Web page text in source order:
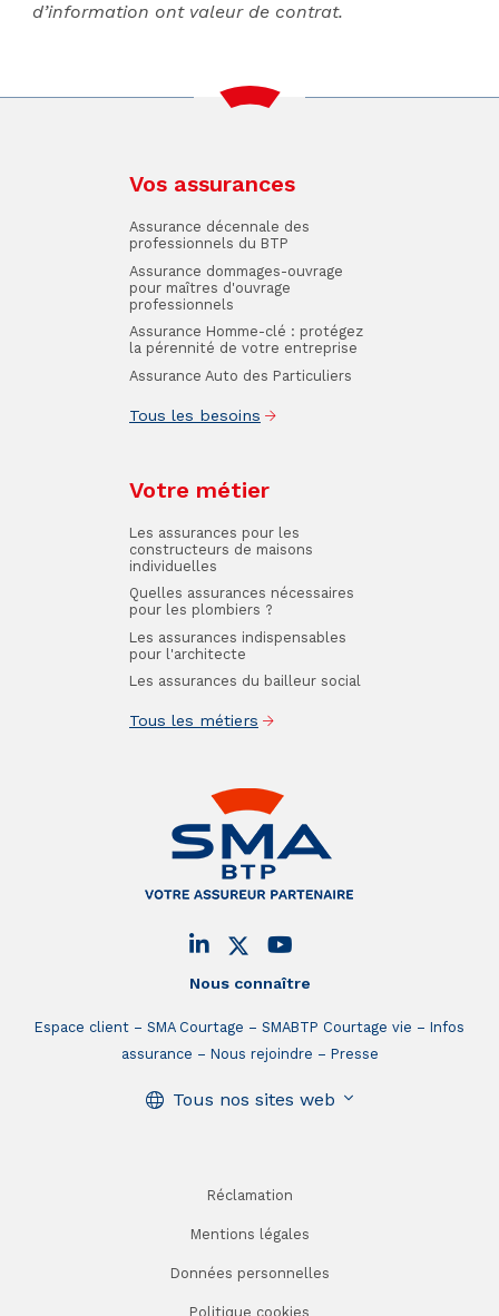
d’information ont valeur de contrat.
Nous connaître
Espace client SMA Courtage SMABTP Courtage vie
Infos
assurance
Nous rejoindre Presse
Tous nos sites web
Vos assurances
Assurance décennale des
professionnels du BTP
Assurance dommages-ouvrage
pour maîtres d'ouvrage
professionnels
Assurance Homme-clé : protégez
la pérennité de votre entreprise
Assurance Auto des Particuliers
Tous les besoins
Votre métier
Les assurances pour les
constructeurs de maisons
individuelles
Quelles assurances nécessaires
pour les plombiers ?
Les assurances indispensables
pour l'architecte
Les assurances du bailleur social
Tous les métiers
Réclamation
Mentions légales
Données personnelles
Politique cookies